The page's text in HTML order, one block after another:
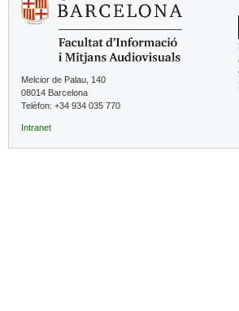
Melcior de Palau, 140
08014 Barcelona
Telèfon: +34 934 035 770
Intranet